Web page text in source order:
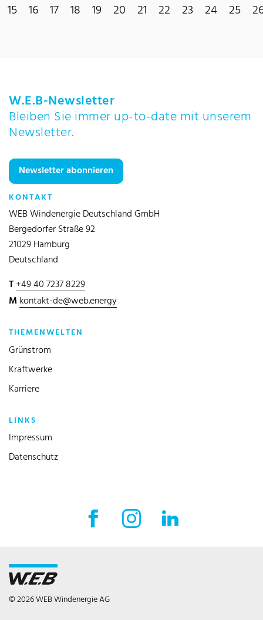
15 16 17 18 19 20 21 22 23 24 25
W.E.B-Newsletter
Bleiben Sie immer up-to-date mit unserem
Newsletter.
Newsletter abonnieren
KONTAKT
WEB Windenergie Deutschland GmbH
Bergedorfer Straße 92
21029 Hamburg
Deutschland
T+49 40 7237 8229
Mkontakt-de@web.energy
THEMENWELTEN
Grünstrom
Kraftwerke
Karriere
LINKS
Impressum
Datenschutz
Facebook Externer Link
Instagram Externer Link
© 2026 WEB Windenergie AG